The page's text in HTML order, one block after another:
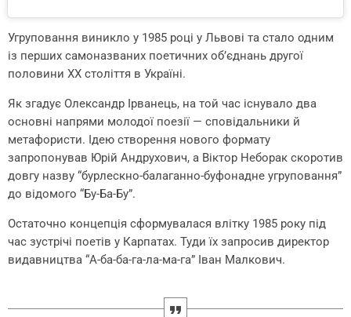
Угруповання виникло у 1985 році у Львові та стало одним
із перших самоназваних поетичних об’єднань другої
половини ХХ століття в Україні.
Як згадує Олександр Ірванець, на той час існувало два
основні напрями молодої поезії — сповідальники й
метафористи. Ідею створення нового формату
запропонував Юрій Андрухович, а Віктор Неборак скоротив
довгу назву “бурлескно-балаганно-буфонадне угруповання”
до відомого “Бу-Ба-Бу”.
Остаточно концепція сформувалася влітку 1985 року під
час зустрічі поетів у Карпатах. Туди їх запросив директор
видавництва “А-ба-ба-га-ла-ма-га” Іван Малкович.